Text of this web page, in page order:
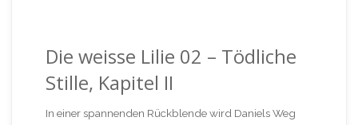
Die weisse Lilie 02 – Tödliche
Stille, Kapitel II
In einer spannenden Rückblende wird Daniels Weg